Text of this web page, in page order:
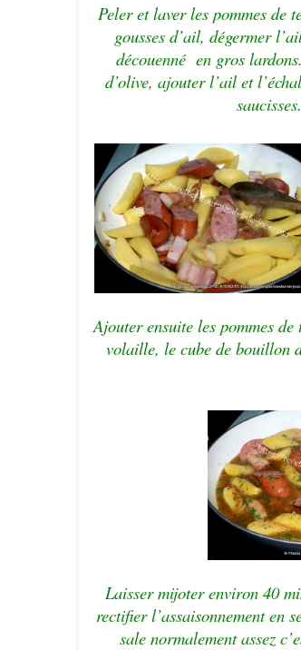
Peler et laver les pommes de
gousses d’ail, dégermer
découennéen gros lardons.
d’olive, ajouter l’ail et
Ajouter ensuite les pommes
volaille, le cube de bouillon
Laisser mijoter environ 40
rectifier l’assaisonnement en
sale normalement assez